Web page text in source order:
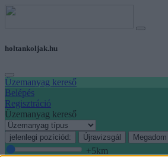
holtankoljak.hu
Üzemanyag kereső
Belépés
Regisztráció
Üzemanyag kereső
jelenlegi pozíciód: Újravizsgál Megadom
+5km